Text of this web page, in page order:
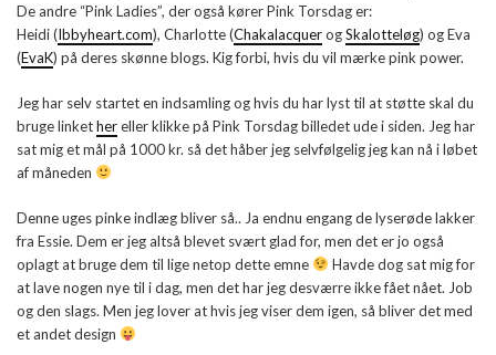
De andre “Pink Ladies”, der også kører Pink Torsdag er:
Heidi (Ibbyheart.com), Charlotte (ChakalacquerogSkalotteløg) og Eva
(EvaK) på deres skønne blogs. Kig forbi, hvis du vil mærke pink power.
Jeg har selv startet en indsamling og hvis du har lyst til at støtte skal du
bruge linkethereller klikke på Pink Torsdag billedet ude i siden. Jeg har
sat mig et mål på 1000 kr. så det håber jeg selvfølgelig jeg kan nå i løbet
af måneden
Denne uges pinke indlæg bliver så.. Ja endnu engang de lyserøde lakker
fra Essie. Dem er jeg altså blevet svært glad for, men det er jo også
oplagt at bruge dem til lige netop dette emne
Havde dog sat mig for
at lave nogen nye til i dag, men det har jeg desværre ikke fået nået. Job
og den slags. Men jeg lover at hvis jeg viser dem igen, så bliver det med
et andet design